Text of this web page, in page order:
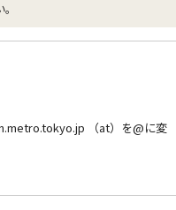
（at）を@に変